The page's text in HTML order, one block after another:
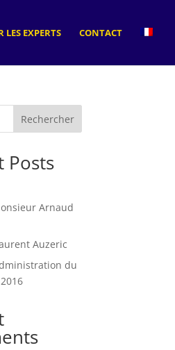
EXPERTS CONTACT
Rechercher
Posts
Arnaud
Auzeric
du